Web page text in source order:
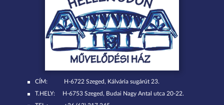
CÍM:
H-6722 Szeged, Kálvária sugárút 23.
T.HELY:
H-6753 Szeged, Budai Nagy Antal utca 20-22.